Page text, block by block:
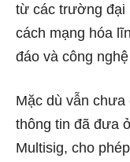
từ các trường đại
cách mạng hóa
đáo và công
Mặc dù vẫn
thông tin đã đưa
Multisig, cho